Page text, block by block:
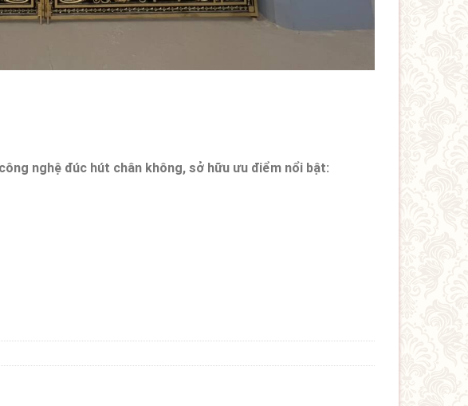
nghệ đúc hút chân không, sở hữu ưu điểm nổi bật: